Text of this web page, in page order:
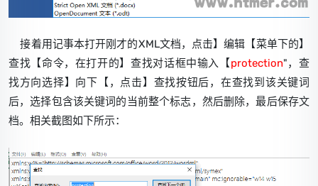
接着用记事本打开刚才的XML文档，点击】编辑【菜单下的】
查找【命令，在打开的】查找对话框中输入【protection"，查
找方向选择】向下【，点击】查找按钮后，在查找到该关键词
后，选择包含该关键词的当前整个标志，然后删除，最后保存文
档。相关截图如下所示：